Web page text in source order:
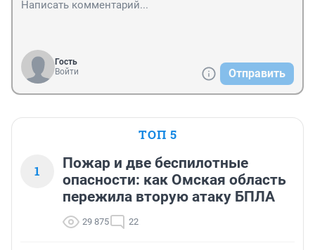
Гость
Войти
Отправить
ТОП 5
1
Пожар и две беспилотные
опасности: как Омская область
пережила вторую атаку БПЛА
29 875 22